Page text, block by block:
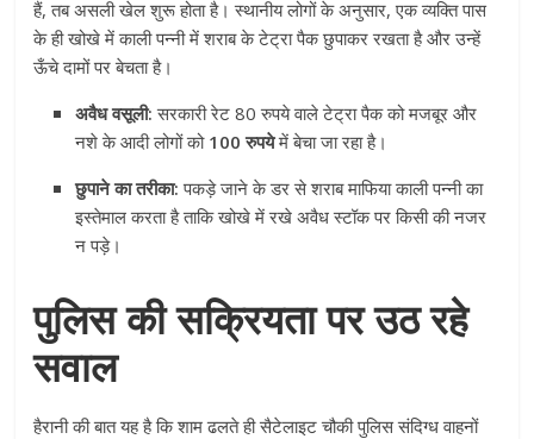
हैं, तब असली खेल शुरू होता है। स्थानीय लोगों के अनुसार, एक व्यक्ति पास
के ही खोखे में काली पन्नी में शराब के टेट्रा पैक छुपाकर रखता है और उन्हें
ऊँचे दामों पर बेचता है।
अवैध वसूली: सरकारी रेट 80 रुपये वाले टेट्रा पैक को मजबूर और
नशे के आदी लोगों को 100 रुपयेमें बेचा जा रहा है।
छुपाने का तरीका: पकड़े जाने के डर से शराब माफिया काली पन्नी का
इस्तेमाल करता है ताकि खोखे में रखे अवैध स्टॉक पर किसी की नजर
न पड़े।
पुलिस की सक्रियता पर उठ रहे
सवाल
हैरानी की बात यह है कि शाम ढलते ही सैटेलाइट चौकी पुलिस संदिग्ध वाहनों